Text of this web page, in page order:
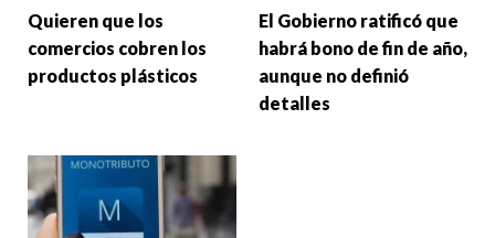
Quieren que los
comercios cobren los
productos plásticos
El Gobierno ratificó que
habrá bono de fin de año,
aunque no definió
detalles